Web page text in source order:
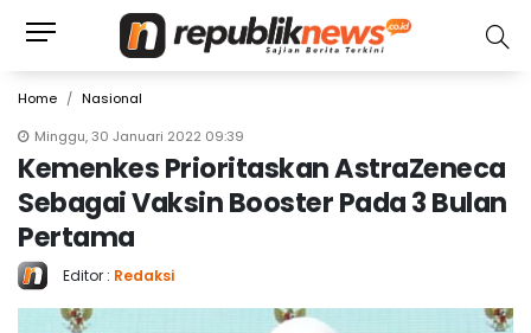
Home
Nasional
Minggu, 30 Januari 2022 09:39
Kemenkes Prioritaskan AstraZeneca
Sebagai Vaksin Booster Pada 3 Bulan
Pertama
Editor : Redaksi